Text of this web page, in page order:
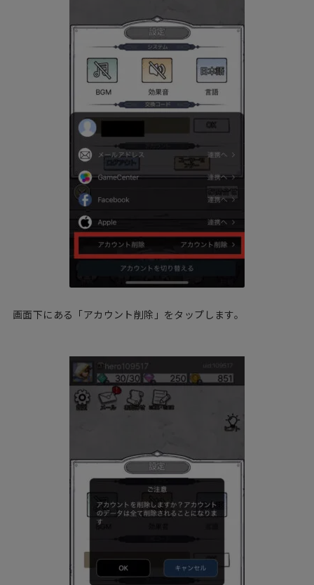
画面下にある「アカウント削除」をタップします。